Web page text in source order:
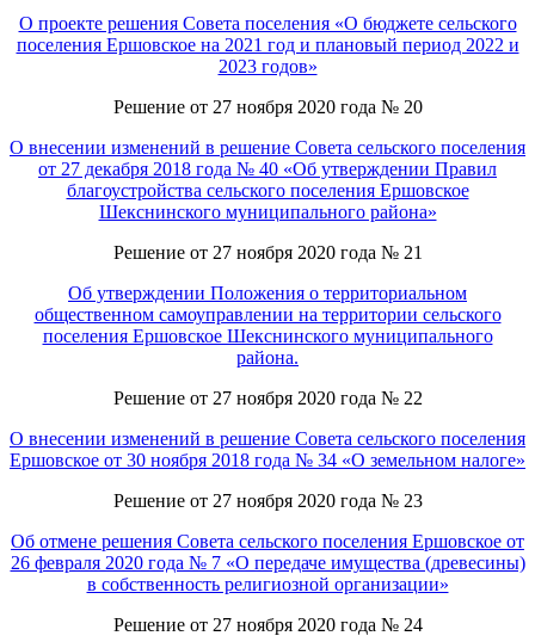
О проекте решения Совета поселения «О бюджете сельского
поселения Ершовское на 2021 год и плановый период 2022 и
2023 годов»
Решение от 27 ноября 2020 года № 20
О внесении изменений в решение Совета сельского поселения
от 27 декабря 2018 года № 40 «Об утверждении Правил
благоустройства сельского поселения Ершовское
Шекснинского муниципального района»
Решение от 27 ноября 2020 года № 21
Об утверждении Положения о территориальном
общественном самоуправлении на территории сельского
поселения Ершовское Шекснинского муниципального
района.
Решение от 27 ноября 2020 года № 22
О внесении изменений в решение Совета сельского поселения
Ершовское от 30 ноября 2018 года № 34 «О земельном налоге»
Решение от 27 ноября 2020 года № 23
Об отмене решения Совета сельского поселения Ершовское от
26 февраля 2020 года № 7 «О передаче имущества (древесины)
в собственность религиозной организации»
Решение от 27 ноября 2020 года № 24